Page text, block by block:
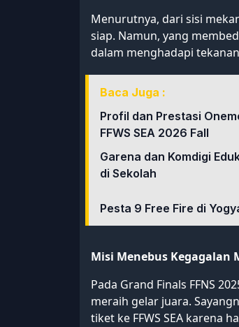
Menurutnya, dari sisi
siap. Namun, yang
dalam menghadapi
Baca Juga :
Profil dan Prestasi
FFWS SEA 2026 Fall
Garena dan Komdigi
di Sekolah
Pesta 9 Free Fire di
Misi Menebus Kegagalan
Pada Grand Finals FFNS
meraih gelar juara.
tiket ke FFWS SEA karena